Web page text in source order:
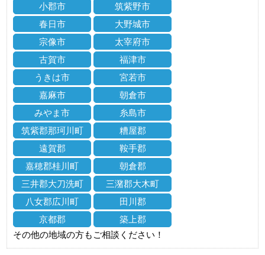
小郡市
筑紫野市
春日市
大野城市
宗像市
太宰府市
古賀市
福津市
うきは市
宮若市
嘉麻市
朝倉市
みやま市
糸島市
筑紫郡那珂川町
糟屋郡
遠賀郡
鞍手郡
嘉穂郡桂川町
朝倉郡
三井郡大刀洗町
三潴郡大木町
八女郡広川町
田川郡
京都郡
築上郡
その他の地域の方もご相談ください！